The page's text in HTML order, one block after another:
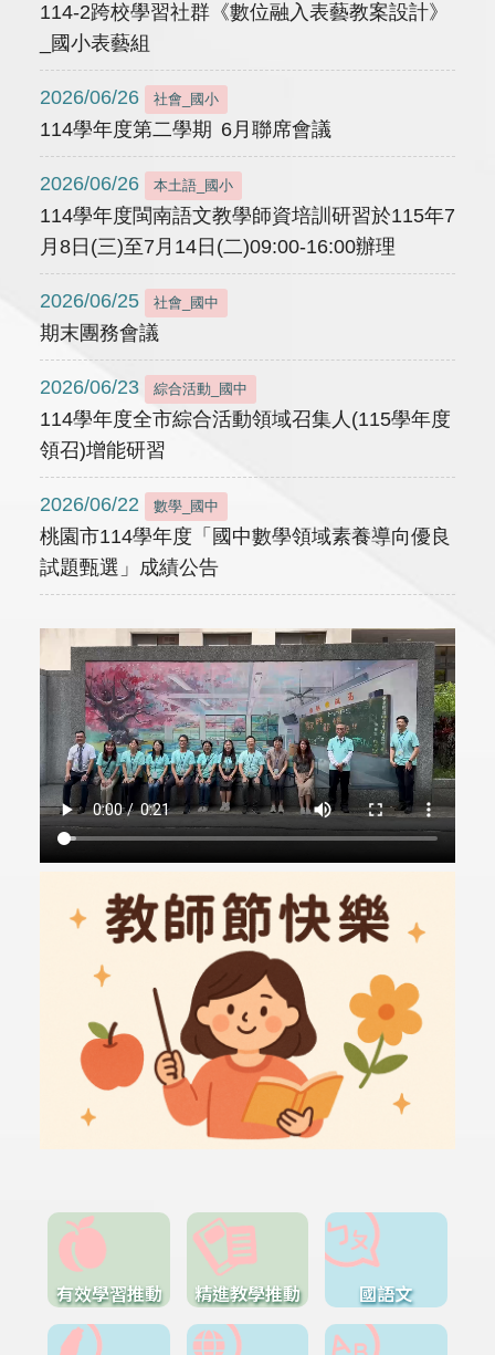
114-2跨校學習社群《數位融入表藝教案設計》
_國小表藝組
2026/06/26 社會_國小
114學年度第二學期 6月聯席會議
2026/06/26 本土語_國小
114學年度閩南語文教學師資培訓研習於115年7
月8日(三)至7月14日(二)09:00-16:00辦理
2026/06/25 社會_國中
期末團務會議
2026/06/23 綜合活動_國中
114學年度全市綜合活動領域召集人(115學年度
領召)增能研習
2026/06/22 數學_國中
桃園市114學年度「國中數學領域素養導向優良
試題甄選」成績公告
有效學習推動 精進教學推動 國語文